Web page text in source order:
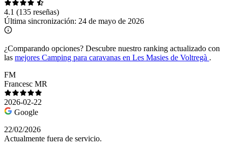
4.1 (135 reseñas)
Última sincronización: 24 de mayo de 2026
¿Comparando opciones? Descubre nuestro ranking actualizado con
las mejores Camping para caravanas en Les Masies de Voltregà .
FM
Francesc MR
2026-02-22
Google
22/02/2026
Actualmente fuera de servicio.